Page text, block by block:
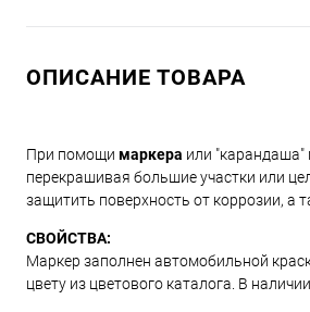
ОПИСАНИЕ ТОВАРА
При помощи маркера или "карандаша"
перекрашивая большие участки или
защитить поверхность от коррозии, а
СВОЙСТВА:
Маркер заполнен автомобильной
цвету из цветового каталога. В